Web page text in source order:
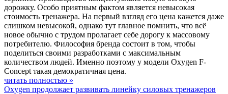
дорожку. Особо приятным фактом является невысокая
стоимость тренажера. На первый взгляд его цена кажется даже
слишком невысокой, однако тут главное помнить, что всё
новое обычно с трудом пролагает себе дорогу к массовому
потребителю. Философия бренда состоит в том, чтобы
поделиться своими разработками с максимальным
количеством людей. Именно поэтому у модели Oxygen F-
Concept такая демократичная цена.
читать полностью »
Oxygen продолжает развивать линейку силовых тренажеров